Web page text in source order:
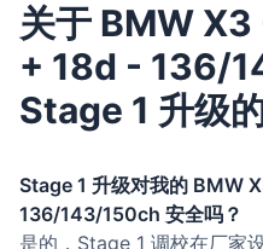
关于 BMW
+ 18d - 136/
Stage 1 升级
Stage 1 升级对我的 BMW
136/143/150ch 安全吗？
是的，Stage 1 调校在厂家